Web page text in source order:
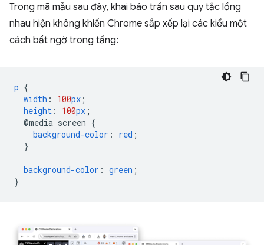
Trong mã mẫu sau đây, khai báo trần sau quy tắc lồng
nhau hiện không khiến Chrome sắp xếp lại các kiểu một
cách bất ngờ trong tầng:
p {
width : 100px ;
height : 100px ;
@media screen {
background-color : red ;
}
background-color : green ;
}